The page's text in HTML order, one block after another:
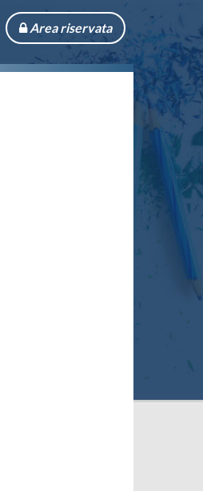
Area riservata